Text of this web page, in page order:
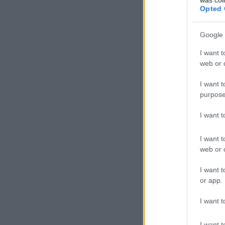
Opted
Google
I want
web or
I want
I want
I want
web or
I want
or app.
I want